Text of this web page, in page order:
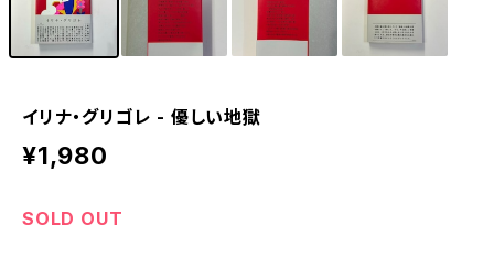
イリナ・グリゴレ - 優しい地獄
¥1,980
SOLD OUT